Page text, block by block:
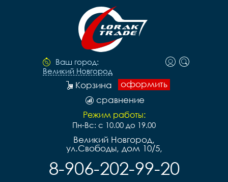
Ваш город:
Великий Новгород
оформить
Корзина
сравнение
Режим работы:
Пн-Вс: с 10.00 до 19.00
Великий Новгород,
ул.Свободы, дом 10/5,
8-906-202-99-20